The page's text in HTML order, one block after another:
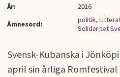
År:
2016
Ämnesord:
politik,
Solidaritet
Svensk-Kubanska i
april sin årliga